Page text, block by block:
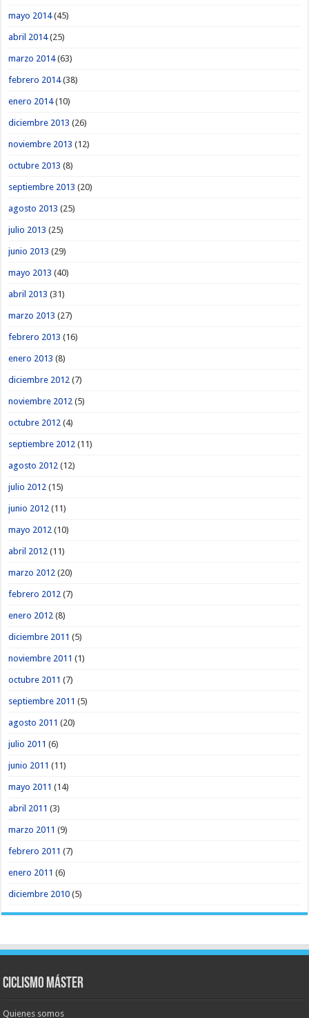
mayo 2014(45)
abril 2014(25)
marzo 2014(63)
febrero 2014(38)
enero 2014(10)
diciembre 2013 (26)
noviembre 2013 (12)
octubre 2013 (8)
septiembre 2013 (20)
agosto 2013 (25)
julio 2013 (25)
junio 2013 (29)
mayo 2013 (40)
abril 2013 (31)
marzo 2013 (27)
febrero 2013 (16)
enero 2013 (8)
diciembre 2012 (7)
noviembre 2012 (5)
octubre 2012 (4)
septiembre 2012 (11)
agosto 2012 (12)
julio 2012 (15)
junio 2012 (11)
mayo 2012 (10)
abril 2012 (11)
marzo 2012 (20)
febrero 2012 (7)
enero 2012 (8)
diciembre 2011 (5)
noviembre 2011 (1)
octubre 2011 (7)
septiembre 2011 (5)
agosto 2011 (20)
julio 2011 (6)
junio 2011 (11)
mayo 2011 (14)
abril 2011 (3)
marzo 2011 (9)
febrero 2011 (7)
enero 2011 (6)
diciembre 2010 (5)
Ciclismo Máster
Quienes somos